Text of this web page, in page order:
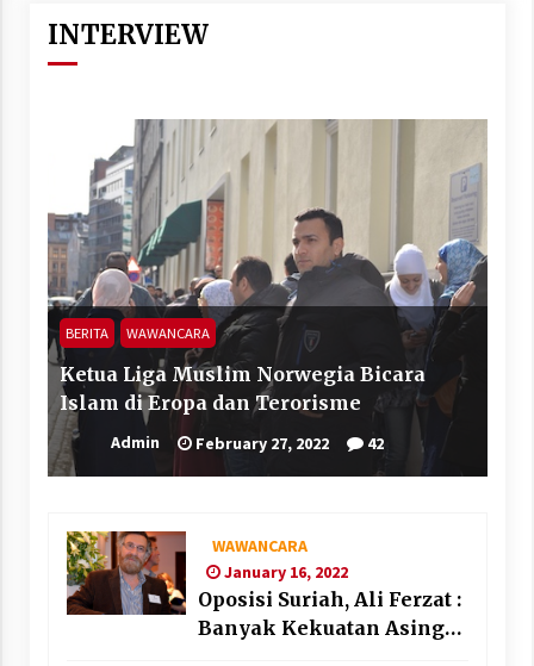
INTERVIEW
BERITA WAWANCARA
Ketua Liga Muslim Norwegia Bicara
Islam di Eropa dan Terorisme
Admin February 27, 2022 42
WAWANCARA
January 16, 2022
Oposisi Suriah, Ali Ferzat :
Banyak Kekuatan Asing